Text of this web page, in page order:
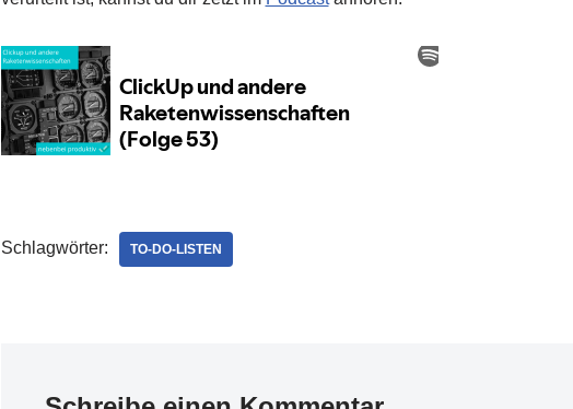
Schlagwörter: TO-DO-LISTEN